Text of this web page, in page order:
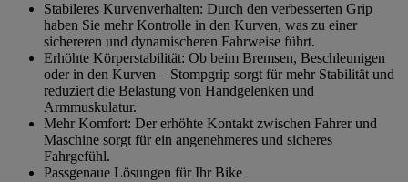
Stabileres Kurvenverhalten: Durch den verbesserten Grip
haben Sie mehr Kontrolle in den Kurven, was zu einer
sichereren und dynamischeren Fahrweise führt.
Erhöhte Körperstabilität: Ob beim Bremsen, Beschleunigen
oder in den Kurven – Stompgrip sorgt für mehr Stabilität und
reduziert die Belastung von Handgelenken und
Armmuskulatur.
Mehr Komfort: Der erhöhte Kontakt zwischen Fahrer und
Maschine sorgt für ein angenehmeres und sicheres
Fahrgefühl.
Passgenaue Lösungen für Ihr Bike